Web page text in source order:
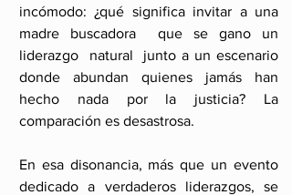
incómodo: ¿qué significa invitar a una
madre buscadora  que se gano un
liderazgo  natural  junto a un escenario
donde abundan quienes jamás han
hecho nada por la justicia? La
comparación es desastrosa.
En esa disonancia, más que un evento
dedicado a verdaderos liderazgos, se